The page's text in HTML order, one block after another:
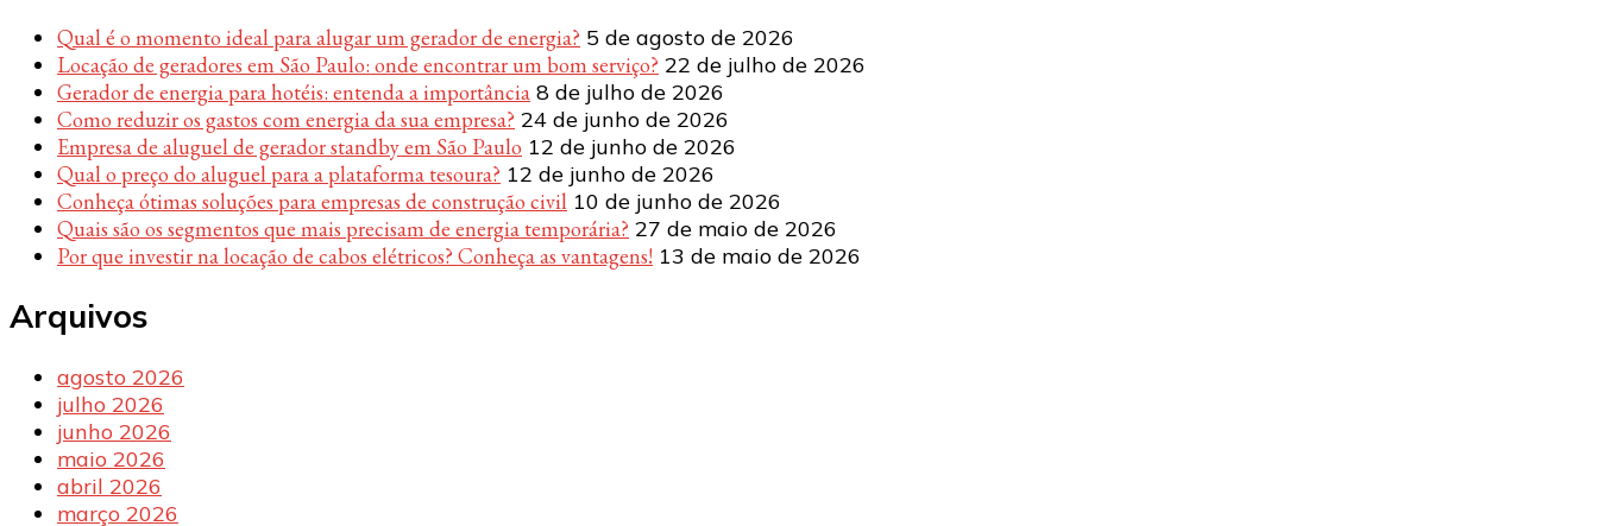
Qual é o momento ideal para alugar um gerador de energia? 5 de agosto de 2026
Locação de geradores em São Paulo: onde encontrar um bom serviço? 22 de julho de 2026
Gerador de energia para hotéis: entenda a importância 8 de julho de 2026
Como reduzir os gastos com energia da sua empresa? 24 de junho de 2026
Empresa de aluguel de gerador standby em São Paulo 12 de junho de 2026
Qual o preço do aluguel para a plataforma tesoura? 12 de junho de 2026
Conheça ótimas soluções para empresas de construção civil 10 de junho de 2026
Quais são os segmentos que mais precisam de energia temporária? 27 de maio de 2026
Por que investir na locação de cabos elétricos? Conheça as vantagens! 13 de maio de 2026
Arquivos
agosto 2026
julho 2026
junho 2026
maio 2026
abril 2026
março 2026